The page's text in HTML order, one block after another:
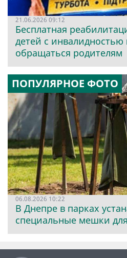
21.06.2026 09:12
Бесплатная
детей с инвалидностью
обращаться родителям
ПОПУЛЯРНОЕ ФОТО
06.08.2026 10:22
В Днепре в парках
специальные мешки